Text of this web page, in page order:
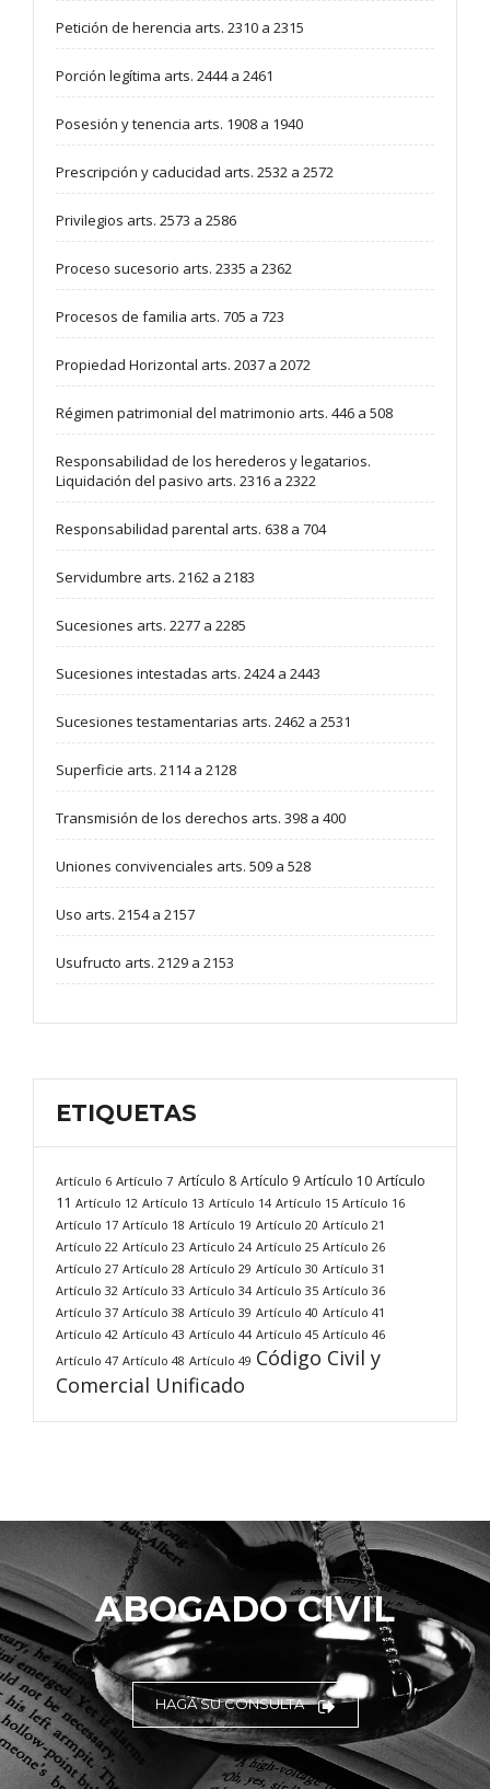
Petición de herencia arts. 2310 a 2315
Porción legítima arts. 2444 a 2461
Posesión y tenencia arts. 1908 a 1940
Prescripción y caducidad arts. 2532 a 2572
Privilegios arts. 2573 a 2586
Proceso sucesorio arts. 2335 a 2362
Procesos de familia arts. 705 a 723
Propiedad Horizontal arts. 2037 a 2072
Régimen patrimonial del matrimonio arts. 446 a 508
Responsabilidad de los herederos y legatarios.
Liquidación del pasivo arts. 2316 a 2322
Responsabilidad parental arts. 638 a 704
Servidumbre arts. 2162 a 2183
Sucesiones arts. 2277 a 2285
Sucesiones intestadas arts. 2424 a 2443
Sucesiones testamentarias arts. 2462 a 2531
Superficie arts. 2114 a 2128
Transmisión de los derechos arts. 398 a 400
Uniones convivenciales arts. 509 a 528
Uso arts. 2154 a 2157
Usufructo arts. 2129 a 2153
ETIQUETAS
Artículo 6 Artículo 7 Artículo 8 Artículo 9 Artículo 10 Artículo
11 Artículo 12 Artículo 13 Artículo 14 Artículo 15 Artículo 16
Artículo 17 Artículo 18 Artículo 19 Artículo 20 Artículo 21
Artículo 22 Artículo 23 Artículo 24 Artículo 25 Artículo 26
Artículo 27 Artículo 28 Artículo 29 Artículo 30 Artículo 31
Artículo 32 Artículo 33 Artículo 34 Artículo 35 Artículo 36
Artículo 37 Artículo 38 Artículo 39 Artículo 40 Artículo 41
Artículo 42 Artículo 43 Artículo 44 Artículo 45 Artículo 46
Artículo 47 Artículo 48 Artículo 49 Código Civil y
Comercial Unificado
ABOGADO CIVIL
HAGA SU CONSULTA